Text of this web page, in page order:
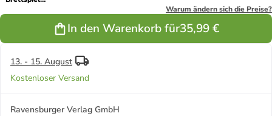
Warum ändern sich die Preise?
In den Warenkorb für35,99 €
13. - 15. August
Kostenloser Versand
Ravensburger Verlag GmbH